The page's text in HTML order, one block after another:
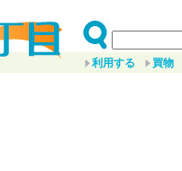
利用する 買物